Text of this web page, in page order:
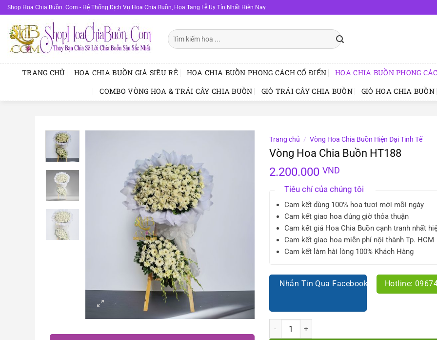
Bỏ
qua
nội
dung
Shop Hoa Chia Buồn. Com - Hệ Thống Dịch Vụ Hoa Chia Buồn, Hoa Tang Lễ Uy Tín Nhất Hiện Nay
Tìm
kiếm:
TRANG CHỦ HOA CHIA BUỒN GIÁ SIÊU RẺ HOA CHIA BUỒN PHONG CÁCH CỔ ĐIỂN HOA CHIA BUỒN PHONG
COMBO VÒNG HOA & TRÁI CÂY CHIA BUỒN
GIỎ TRÁI CÂY CHIA BUỒN GIỎ HOA CHIA BUỒN
Trang chủ / Vòng Hoa Chia Buồn Hiện Đại Tinh Tế
Vòng Hoa Chia Buồn HT188
2.200.000 VND
Tiêu chí của chúng tôi
Cam kết dùng 100% hoa tươi mới mỗi ngày
Cam kết giao hoa đúng giờ thỏa thuận
Cam kết giá Hoa Chia Buồn cạnh tranh nhất
Cam kết giao hoa miễn phí nội thành Tp. HCM
Cam kết làm hài lòng 100% Khách Hàng
Nhắn Tin Qua Facebook Hotline:
Số lượng